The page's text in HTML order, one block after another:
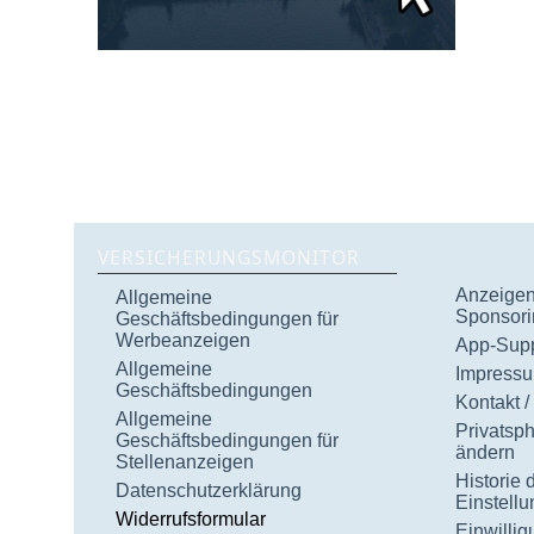
VERSICHERUNGSMONITOR
Allgemeine
Geschäftsbedingungen für
Werbeanzeigen
Allgemeine
Geschäftsbedingungen
Allgemeine
Geschäftsbedingungen für
Stellenanzeigen
Datenschutzerklärung
Widerrufsformular
App-
Kontakt
ändern
Historie